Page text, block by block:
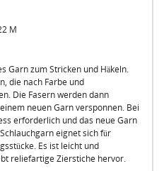
M
Garn zum Stricken und Häkeln.
die nach Farbe und
Die Fasern werden dann
neuen Garn versponnen. Bei
erforderlich und das neue Garn
eignet sich für
Es ist leicht und
reliefartige Zierstiche hervor.